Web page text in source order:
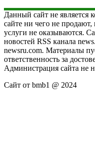
Данный сайт не является
сайте ни чего не
услуги не оказываются.
новостей RSS канала
newsru.com. Материалы
ответственность за
Администрация сайта не
Сайт от bmb1 @ 2024